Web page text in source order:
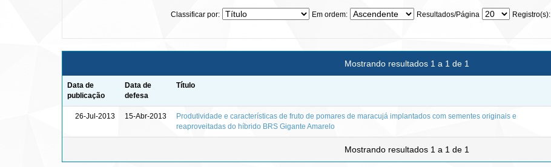
Classificar por: Em ordem: Resultados/Página Registro(s):
Mostrando resultados 1 a 1 de 1
Data de
publicação
Data de
defesa
Título
26-Jul-2013 15-Abr-2013
Produtividade e características de fruto de pomares de maracujá implantados com sementes originais e
reaproveitadas do híbrido BRS Gigante Amarelo
Mostrando resultados 1 a 1 de 1